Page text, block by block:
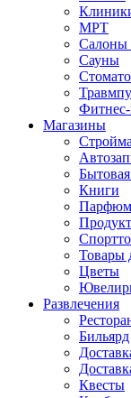
МРТ
Салоны
Сауны
Магазины
Книги
Товары
Цветы
Развлечения
Бильярд
Квесты